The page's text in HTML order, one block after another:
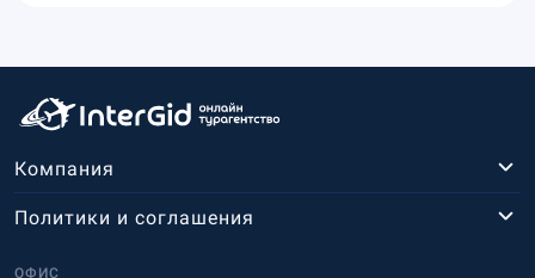
Компания
ОФИС
Политики и соглашения